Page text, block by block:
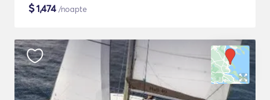
$1,474/noapte